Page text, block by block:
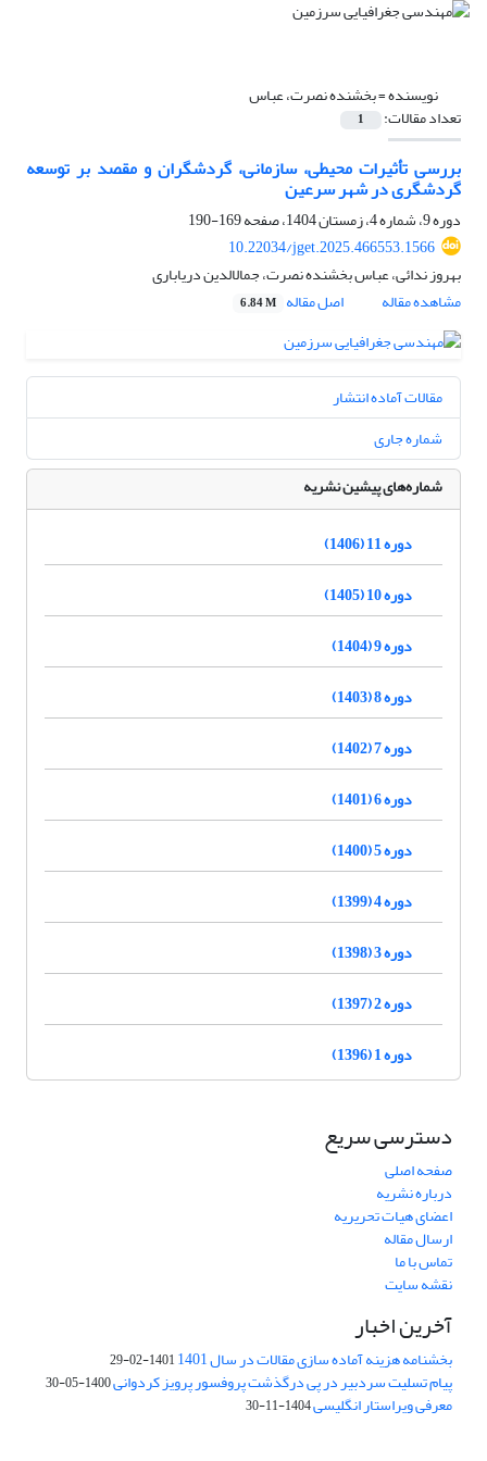
نویسنده =بخشنده نصرت، عباس
تعداد مقالات: 1
بررسی تأثیرات محیطی، سازمانی، گردشگران و مقصد بر توسعه
گردشگری در شهر سرعین
دوره 9، شماره 4، زمستان 1404، صفحه
169-190
10.22034/jget.2025.466553.1566
بهروز ندائی، عباس بخشنده نصرت، جمال‎الدین دریاباری
مشاهده مقاله
اصل مقاله 6.84 M
مقالات آماده انتشار
شماره جاری
شماره‌های پیشین نشریه
دوره 11 (1406)
دوره 10 (1405)
دوره 9 (1404)
دوره 8 (1403)
دوره 7 (1402)
دوره 6 (1401)
دوره 5 (1400)
دوره 4 (1399)
دوره 3 (1398)
دوره 2 (1397)
دوره 1 (1396)
دسترسی سریع
صفحه اصلی
درباره نشریه
اعضای هیات تحریریه
ارسال مقاله
تماس با ما
نقشه سایت
آخرین اخبار
بخشنامه هزینه آماده سازی مقالات در سال 1401 1401-02-29
پیام تسلیت سردبیر در پی درگذشت پروفسور پرویز کردوانی1400-05-30
معرفی ویراستار انگلیسی1404-11-30